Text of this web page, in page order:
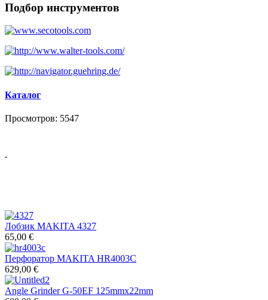
Подбор инструментов
Каталог
Просмотров: 5547
Лобзик MAKITA 4327
65,00 €
Перфоратор MAKITA HR4003C
629,00 €
Angle Grinder G-50EF 125mmx22mm